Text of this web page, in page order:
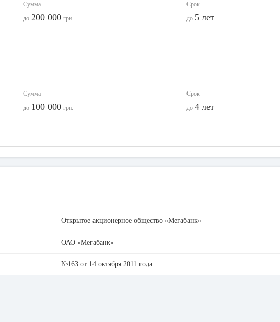
Сумма
до 200 000 грн.
Срок
до 5 лет
Сумма
до 100 000 грн.
Срок
до 4 лет
Открытое акционерное общество «Мегабанк»
ОАО «Мегабанк»
№163 от 14 октября 2011 года